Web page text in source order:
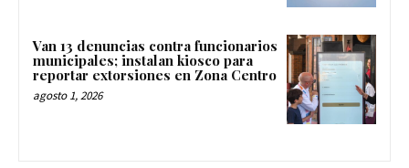
Van 13 denuncias contra funcionarios
municipales; instalan kiosco para
reportar extorsiones en Zona Centro
agosto 1, 2026